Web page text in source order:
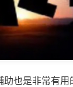
也是非常有